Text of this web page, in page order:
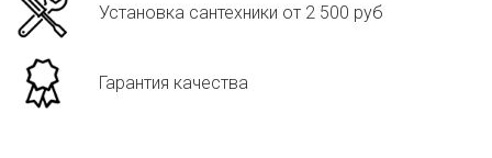
Установка сантехники от 2 500 руб
Гарантия качества